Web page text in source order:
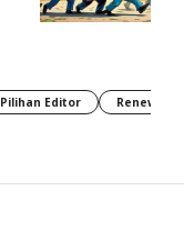
Pilihan Editor